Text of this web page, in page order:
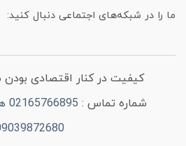
ما را در شبکه‌های اجتماعی دنبال کنید:
کیفیت در کنار اقتصادی
شماره تماس :